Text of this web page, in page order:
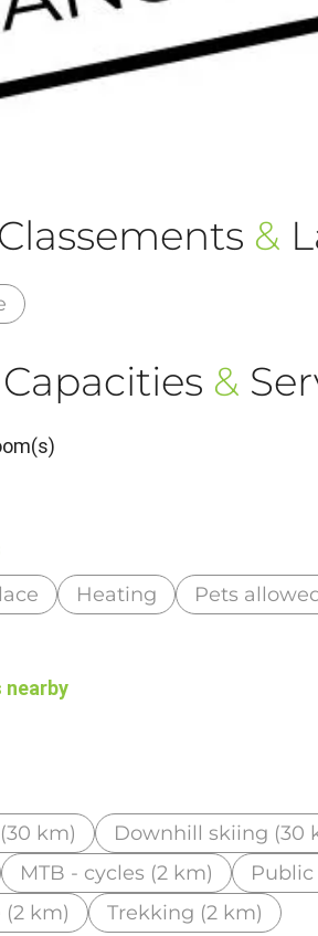
Classements &
Capacities &
Heating Pets
nearby
km) Downhill skiing (30
MTB - cycles (2 km)
(2 km)
Trekking (2 km)